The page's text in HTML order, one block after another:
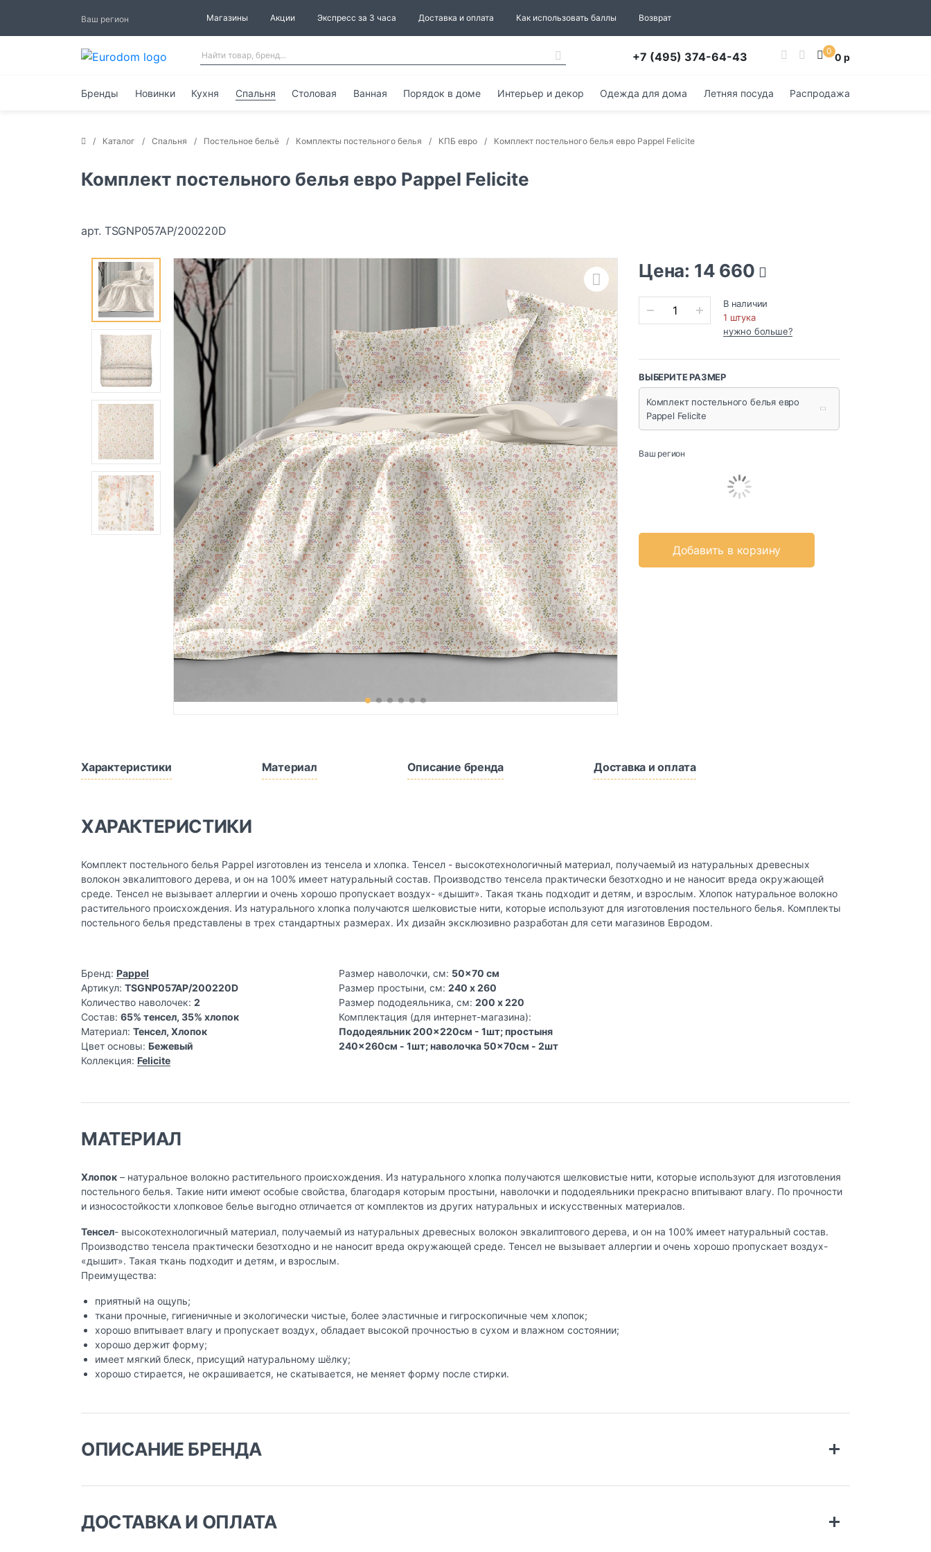
Ваш регион Магазины Акции Экспресс за 3 часа Доставка и оплата Как использовать баллы Возврат
+7 (495) 374-64-43 0 0 р
Бренды Новинки Кухня Спальня Столовая Ванная Порядок в доме Интерьер и декор Одежда для дома Летняя посуда Распродажа
Каталог Спальня Постельное бельё Комплекты постельного белья КПБ евро Комплект постельного белья евро Pappel Felicite
Комплект постельного белья евро Pappel Felicite
арт. TSGNP057AP/200220D
Цена: 14 660
В наличии
1 штука
нужно больше?
ВЫБЕРИТЕ РАЗМЕР
Комплект постельного белья евро
Pappel Felicite
Ваш регион
Добавить в корзину
Характеристики Материал Описание бренда Доставка и оплата
ХАРАКТЕРИСТИКИ
Комплект постельного белья Pappel изготовлен из тенсела и хлопка. Тенсел - высокотехнологичный материал, получаемый из натуральных древесных
волокон эвкалиптового дерева, и он на 100% имеет натуральный состав. Производство тенсела практически безотходно и не наносит вреда окружающей
среде. Тенсел не вызывает аллергии и очень хорошо пропускает воздух- «дышит». Такая ткань подходит и детям, и взрослым. Хлопок натуральное волокно
растительного происхождения. Из натурального хлопка получаются шелковистые нити, которые используют для изготовления постельного белья. Комплекты
постельного белья представлены в трех стандартных размерах. Их дизайн эксклюзивно разработан для сети магазинов Евродом.
Бренд: Pappel
Артикул: TSGNP057AP/200220D
Количество наволочек: 2
Состав: 65% тенсел, 35% хлопок
Материал: Тенсел, Хлопок
Цвет основы: Бежевый
Коллекция: Felicite
Размер наволочки, см: 50x70 см
Размер простыни, см: 240 x 260
Размер пододеяльника, см: 200 x 220
Комплектация (для интернет-магазина):
Пододеяльник 200x220см - 1шт; простыня
240x260см - 1шт; наволочка 50x70см - 2шт
МАТЕРИАЛ
Хлопок – натуральное волокно растительного происхождения. Из натурального хлопка получаются шелковистые нити, которые используют для изготовления
постельного белья. Такие нити имеют особые свойства, благодаря которым простыни, наволочки и пододеяльники прекрасно впитывают влагу. По прочности
и износостойкости хлопковое белье выгодно отличается от комплектов из других натуральных и искусственных материалов.
Тенсел- высокотехнологичный материал, получаемый из натуральных древесных волокон эвкалиптового дерева, и он на 100% имеет натуральный состав.
Производство тенсела практически безотходно и не наносит вреда окружающей среде. Тенсел не вызывает аллергии и очень хорошо пропускает воздух-
«дышит». Такая ткань подходит и детям, и взрослым.
Преимущества:
приятный на ощупь;
ткани прочные, гигиеничные и экологически чистые, более эластичные и гигроскопичные чем хлопок;
хорошо впитывает влагу и пропускает воздух, обладает высокой прочностью в сухом и влажном состоянии;
хорошо держит форму;
имеет мягкий блеск, присущий натуральному шёлку;
хорошо стирается, не окрашивается, не скатывается, не меняет форму после стирки.
ОПИСАНИЕ БРЕНДА
ДОСТАВКА И ОПЛАТА